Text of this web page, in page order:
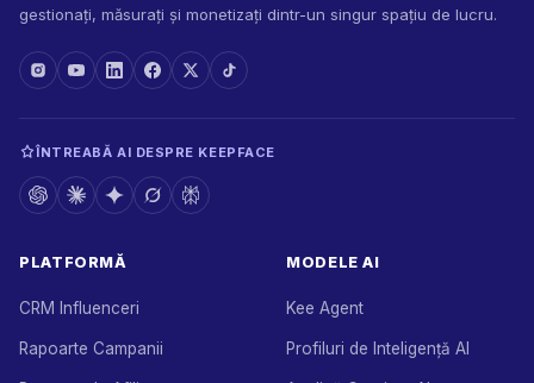
gestionați, măsurați și monetizați dintr-un singur spațiu de lucru.
ÎNTREABĂ AI DESPRE KEEPFACE
PLATFORMĂ
CRM Influenceri
Rapoarte Campanii
MODELE AI
Kee Agent
Profiluri de Inteligență AI